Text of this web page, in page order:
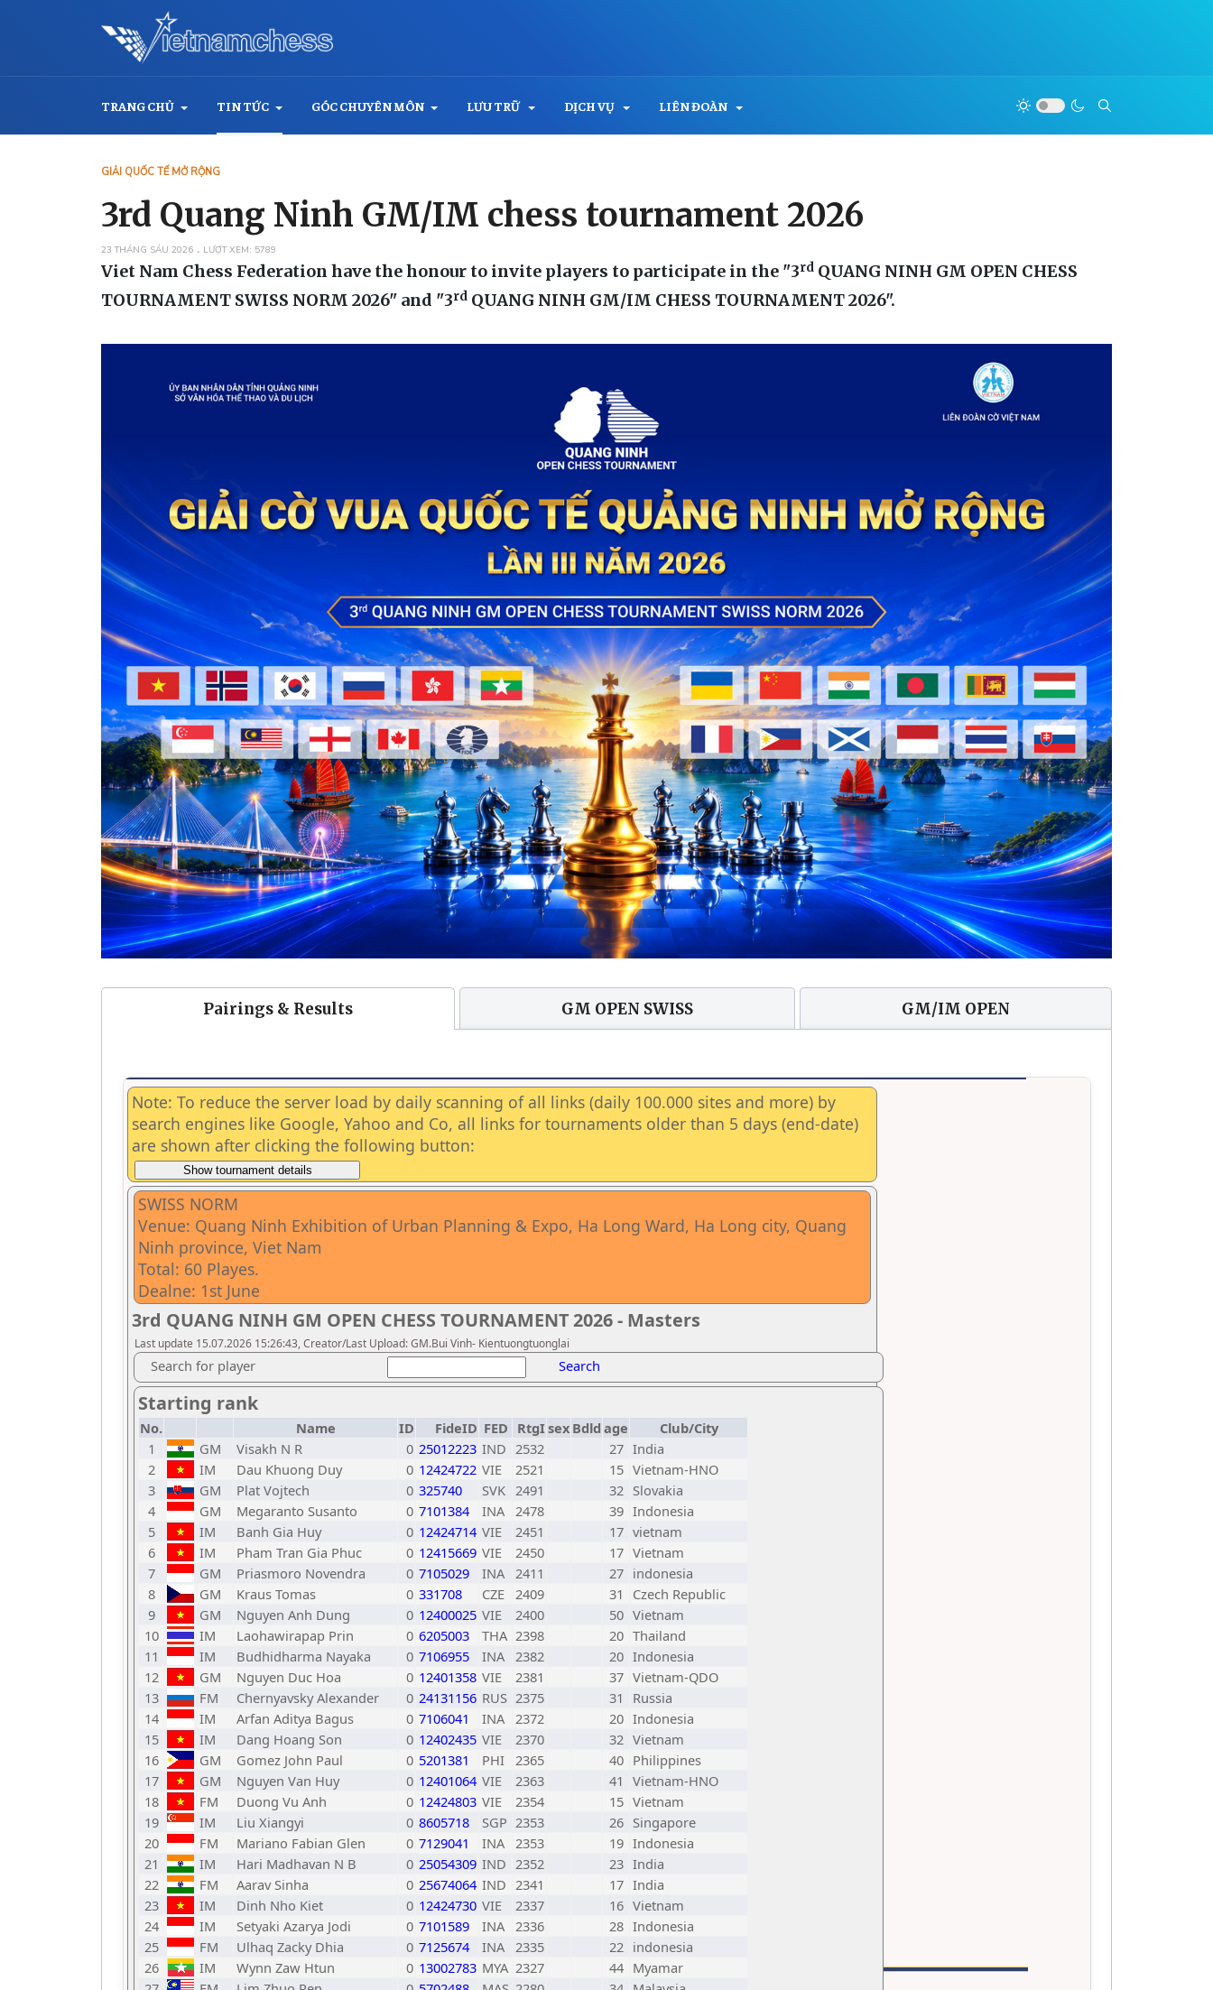
TRANG CHỦ TIN TỨC GÓC CHUYÊN MÔN LƯU TRỮ DỊCH VỤ LIÊN ĐOÀN
GIẢI QUỐC TẾ MỞ RỘNG
3rd Quang Ninh GM/IM chess tournament 2026
23 THÁNG SÁU 2026 LƯỢT XEM: 5789
Viet Nam Chess Federation have the honour to invite players to participate in the "3rd QUANG NINH GM OPEN CHESS
TOURNAMENT SWISS NORM 2026" and "3rd QUANG NINH GM/IM CHESS TOURNAMENT 2026".
Pairings & Results GM OPEN SWISS GM/IM OPEN